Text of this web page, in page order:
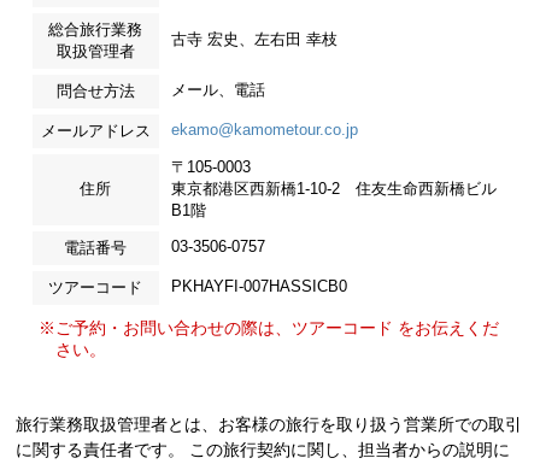
総合旅行業務
取扱管理者
古寺 宏史、左右田 幸枝
問合せ方法 メール、電話
メールアドレス ekamo@kamometour.co.jp
住所
〒105-0003
東京都港区西新橋1-10-2 住友生命西新橋ビル
B1階
電話番号 03-3506-0757
ツアーコード PKHAYFI-007HASSICB0
※ご予約・お問い合わせの際は、ツアーコード をお伝えくだ
さい。
旅行業務取扱管理者とは、お客様の旅行を取り扱う営業所での取引
に関する責任者です。 この旅行契約に関し、担当者からの説明に